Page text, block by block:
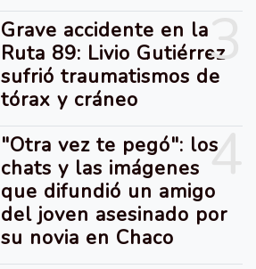
3
Grave accidente en la
Ruta 89: Livio Gutiérrez
sufrió traumatismos de
tórax y cráneo
4
"Otra vez te pegó": los
chats y las imágenes
que difundió un amigo
del joven asesinado por
su novia en Chaco